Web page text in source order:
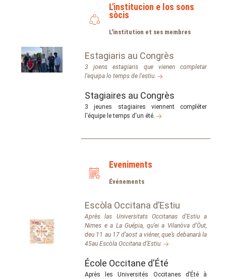
L'institucion e los sons
sòcis
L'institution et ses membres
Estagiaris au Congrès
3 joens estagiaris que vienen completar
l'equipa lo temps de l'estiu.
Stagiaires au Congrès
3 jeunes stagiaires viennent compléter
l'équipe le temps d'un été.
Eveniments
Événements
Escòla Occitana d’Estiu
Après las Universitats Occitanas d’Estiu a
Nimes e a La Guépia, qu’ei a Vilanòva d’Òut,
deu 11 au 17 d’aost a viéner, que’s debanarà la
45au Escòla Occitana d’Estiu.
École Occitane d'Été
Après les Universités Occitanes d’Été à